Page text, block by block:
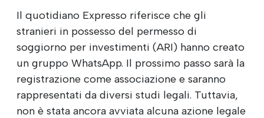
Il quotidiano Expresso riferisce che gli
stranieri in possesso del permesso di
soggiorno per investimenti (ARI) hanno creato
un gruppo WhatsApp. Il prossimo passo sarà la
registrazione come associazione e saranno
rappresentati da diversi studi legali. Tuttavia,
non è stata ancora avviata alcuna azione legale